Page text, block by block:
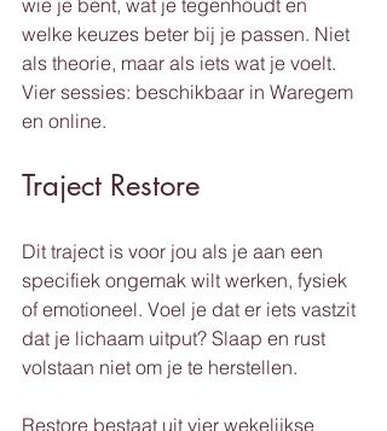
wie je bent, wat je tegenhoudt en
welke keuzes beter bij je passen. Niet
als theorie, maar als iets wat je voelt.
Vier sessies: beschikbaar in Waregem
en online.
Traject Restore
Dit traject is voor jou als je aan een
specifiek ongemak wilt werken, fysiek
of emotioneel. Voel je dat er iets vastzit
dat je lichaam uitput? Slaap en rust
volstaan niet om je te herstellen.
Restore bestaat uit vier wekelijkse